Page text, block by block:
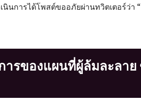
นินการได้โพสต์ขออภัยผ่านทวิตเตอร์ว่า
ารของแผนที่ผู้ล้มละลา